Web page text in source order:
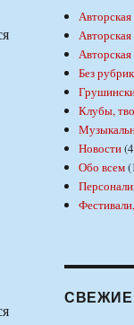
Авторская
Без
Клубы,
Новости
Обо всем